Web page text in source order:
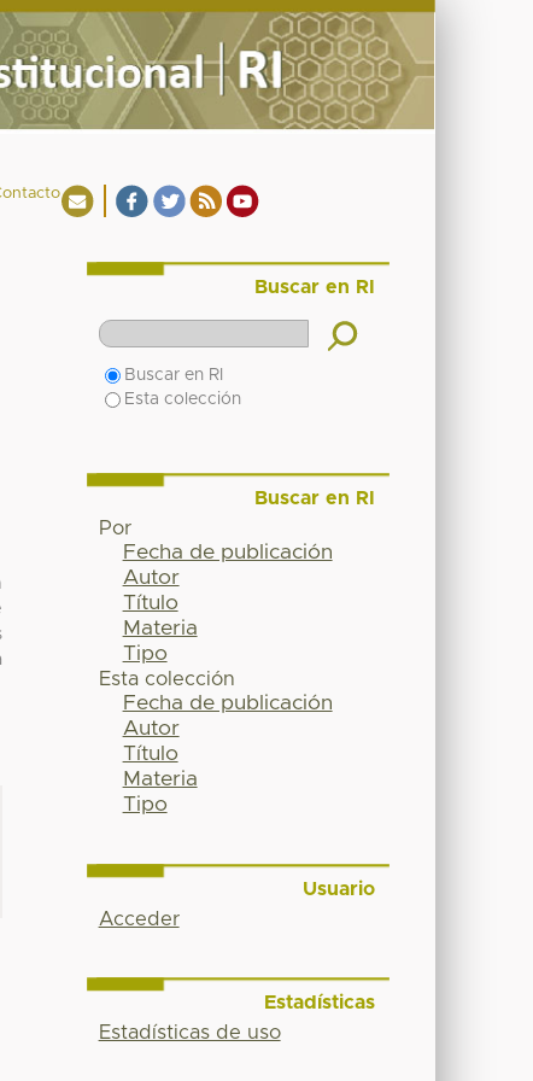
Buscar en RI
Buscar en RI
Esta colección
Buscar en RI
Por
Fecha de publicación
Autor
Título
Materia
Tipo
Esta colección
Fecha de publicación
Autor
Título
Materia
Tipo
Usuario
Acceder
Estadísticas
Estadísticas de uso